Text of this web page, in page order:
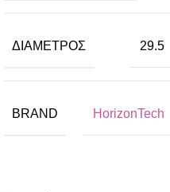
ΔΙΆΜΕΤΡΟΣ 29.5
BRAND HorizonTech